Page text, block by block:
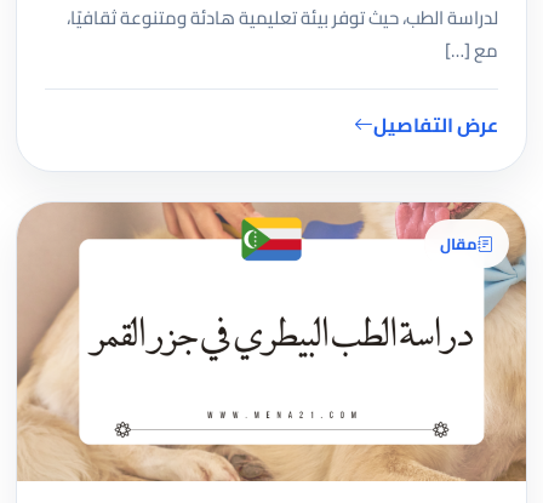
لدراسة الطب، حيث توفر بيئة تعليمية هادئة ومتنوعة ثقافيًا،
مع […]
عرض التفاصيل
مقال